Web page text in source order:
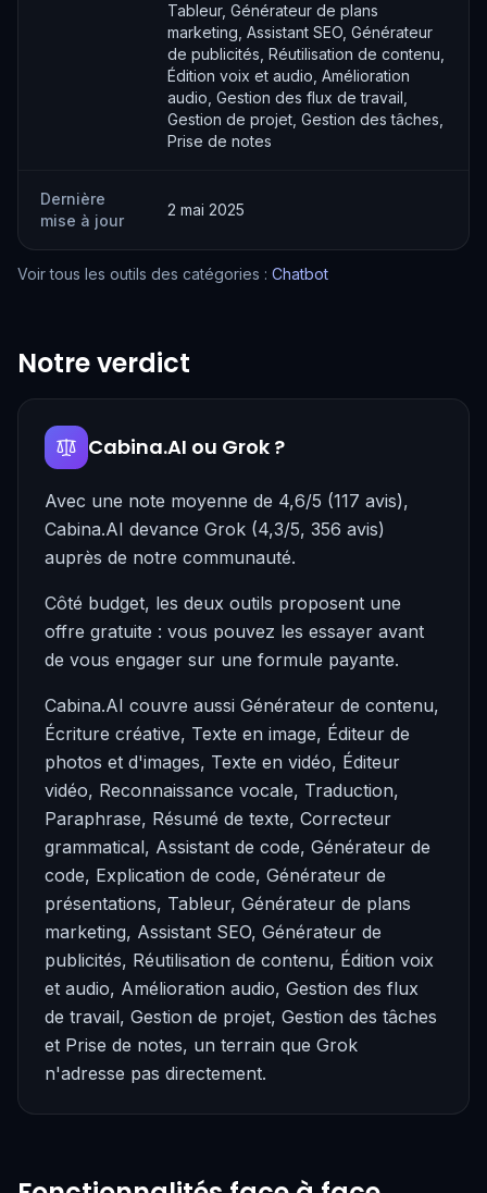
Tableur, Générateur de plans
marketing, Assistant SEO, Générateur
de publicités, Réutilisation de contenu,
Édition voix et audio, Amélioration
audio, Gestion des flux de travail,
Gestion de projet, Gestion des tâches,
Prise de notes
Dernière
mise à jour
2 mai 2025
Voir tous les outils des catégories : Chatbot
Notre verdict
Cabina.AI ou Grok ?
Avec une note moyenne de 4,6/5 (117 avis),
Cabina.AI devance Grok (4,3/5, 356 avis)
auprès de notre communauté.
Côté budget, les deux outils proposent une
offre gratuite : vous pouvez les essayer avant
de vous engager sur une formule payante.
Cabina.AI couvre aussi Générateur de contenu,
Écriture créative, Texte en image, Éditeur de
photos et d'images, Texte en vidéo, Éditeur
vidéo, Reconnaissance vocale, Traduction,
Paraphrase, Résumé de texte, Correcteur
grammatical, Assistant de code, Générateur de
code, Explication de code, Générateur de
présentations, Tableur, Générateur de plans
marketing, Assistant SEO, Générateur de
publicités, Réutilisation de contenu, Édition voix
et audio, Amélioration audio, Gestion des flux
de travail, Gestion de projet, Gestion des tâches
et Prise de notes, un terrain que Grok
n'adresse pas directement.